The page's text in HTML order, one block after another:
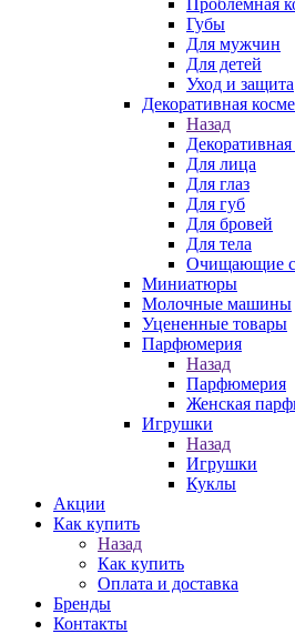
Проблемная
Губы
Для мужчин
Для детей
Уход и защита
Декоративная
Назад
Для лица
Для глаз
Для губ
Для бровей
Для тела
Очищающие
Миниатюры
Молочные машины
Уцененные товары
Парфюмерия
Назад
Парфюмерия
Женская
Игрушки
Назад
Игрушки
Куклы
Акции
Как купить
Назад
Как купить
Оплата и доставка
Бренды
Контакты